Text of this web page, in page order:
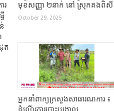
រ
ត
មុខសញ្ញា ២នាក់ នៅ ស្រុកគងពិ
October 29, 2025
អ្នកនាំពាក្យក្រសួងសាធារណការ ៖